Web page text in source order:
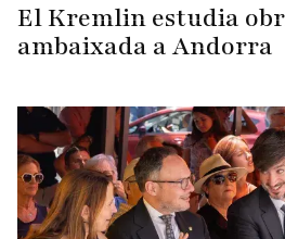
El Kremlin estudia
ambaixada a Andorra